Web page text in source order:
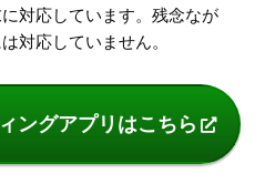
対応しています。残念なが
対応していません。
ングアプリはこちら